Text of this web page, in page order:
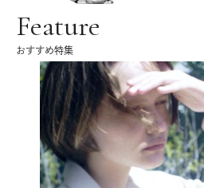
Feature
おすすめ特集